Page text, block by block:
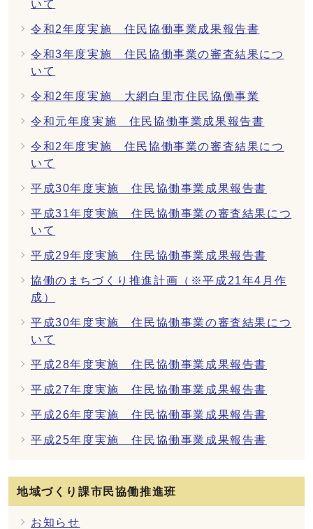
いて
令和2年度実施 住民協働事業成果報告書
令和3年度実施 住民協働事業の審査結果につ
いて
令和2年度実施 大網白里市住民協働事業
令和元年度実施 住民協働事業成果報告書
令和2年度実施 住民協働事業の審査結果につ
いて
平成30年度実施 住民協働事業成果報告書
平成31年度実施 住民協働事業の審査結果につ
いて
平成29年度実施 住民協働事業成果報告書
協働のまちづくり推進計画（※平成21年4月作
成）
平成30年度実施 住民協働事業の審査結果につ
いて
平成28年度実施 住民協働事業成果報告書
平成27年度実施 住民協働事業成果報告書
平成26年度実施 住民協働事業成果報告書
平成25年度実施 住民協働事業成果報告書
地域づくり課市民協働推進班
お知らせ